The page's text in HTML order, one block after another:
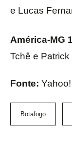
e Lucas
América-MG
Tchê e
Fonte:
Botafogo